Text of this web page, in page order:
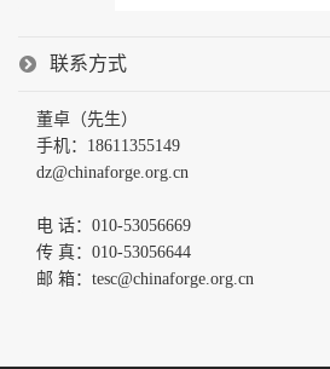
联系方式
董卓（先生）
手机：18611355149
dz@chinaforge.org.cn
电 话：010-53056669
传 真：010-53056644
邮 箱：tesc@chinaforge.org.cn